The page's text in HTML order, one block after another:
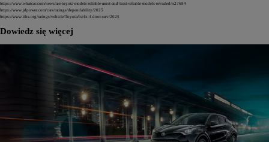
https://www.whatcar.com/news/are-toyota-models-reliable-most-and-least-reliable-models-revealed/n27684
https://www.jdpower.com/cars/ratings/dependability/2025
https://www.iihs.org/ratings/vehicle/Toyota/bz4x-4-door-suv/2025
Dowiedz się więcej